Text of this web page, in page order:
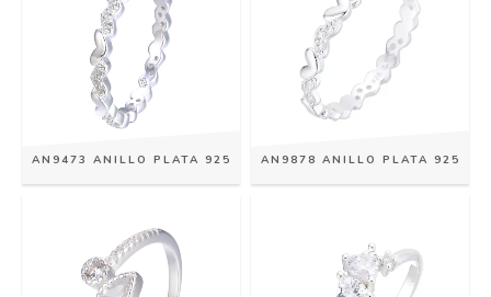
AN9473 ANILLO PLATA 925 AN9878 ANILLO PLATA 925